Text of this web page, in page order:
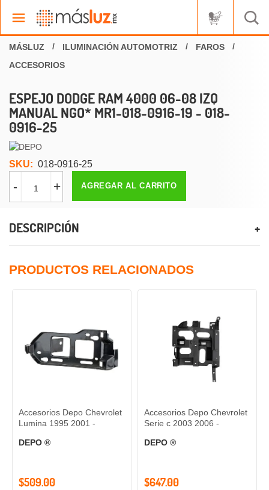
ILUMINACIÓN AUTOMOTRIZ
FAROS
ACCESORIOS
ESPEJO DODGE RAM 4000 06-08 IZQ
MANUAL NGO* MR1-018-0916-19 - 018-
0916-25
SKU: 018-0916-25
- + AGREGAR AL CARRITO
DESCRIPCIÓN
PRODUCTOS RELACIONADOS
Depo Chevrolet
1995 2001 -
®
Accesorios Depo Chevrolet
Serie c 2003 2006 -
DEPO ®
$647.00
PAR